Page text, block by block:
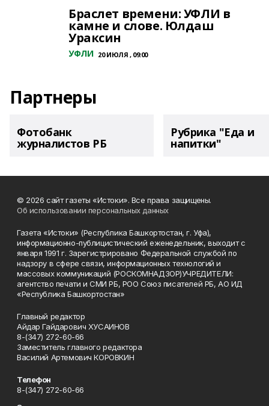
Браслет времени: УФЛИ в
камне и слове. Юлдаш
Ураксин
УФЛИ 20 ИЮЛЯ , 09:00
Партнеры
Фотобанк
журналистов РБ
Рубрика "Еда и
напитки"
© 2026 сайт газеты «Истоки». Все права защищены.
Об использовании персональных данных
Газета «Истоки» (Республика Башкортостан, г. Уфа),
информационно-публицистический еженедельник, выходит с
января 1991 г. Зарегистрировано Федеральной службой по
надзору в сфере связи, информационных технологий и
массовых коммуникаций (РОСКОМНАДЗОР)УЧРЕДИТЕЛИ:
агентство печати и СМИ РБ, РОО Союз писателей РБ, АО ИД
«Республика Башкортостан»
Главный редактор
Айдар Гайдарович ХУСАИНОВ
8-(347) 272-60-66
Заместитель главного редактора
Василий Артемович КОРОВКИН
Телефон
8-(347) 272-60-66